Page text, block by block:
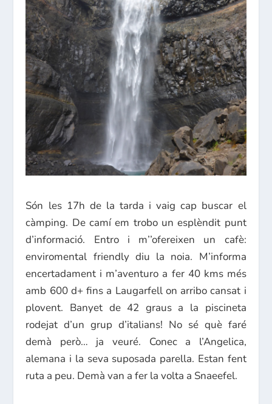
Són les 17h de la tarda i vaig cap buscar el
càmping. De camí em trobo un esplèndit punt
d’informació. Entro i m’’ofereixen un cafè:
enviromental friendly diu la noia. M’informa
encertadament i m’aventuro a fer 40 kms més
amb 600 d+ fins a Laugarfell on arribo cansat i
plovent. Banyet de 42 graus a la piscineta
rodejat d’un grup d’italians! No sé què faré
demà però… ja veuré. Conec a l’Angelica,
alemana i la seva suposada parella. Estan fent
ruta a peu. Demà van a fer la volta a Snaeefel.